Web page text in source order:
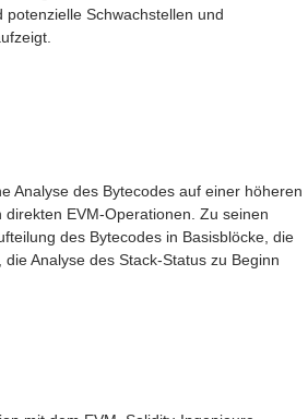
potenzielle Schwachstellen und
Analyse des Bytecodes auf einer höheren
EVM-Operationen. Zu seinen
des Bytecodes in Basisblöcke, die
Analyse des Stack-Status zu Beginn